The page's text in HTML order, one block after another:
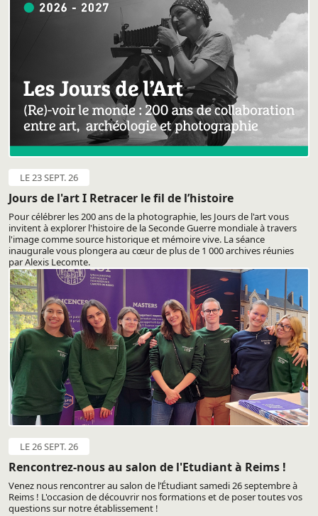
LE 23 SEPT. 26
Jours de l'art I Retracer le fil de l’histoire
Pour célébrer les 200 ans de la photographie, les Jours de l'art vous
invitent à explorer l'histoire de la Seconde Guerre mondiale à travers
l'image comme source historique et mémoire vive. La séance
inaugurale vous plongera au cœur de plus de 1 000 archives réunies
par Alexis Lecomte.
LE 26 SEPT. 26
Rencontrez-nous au salon de l'Etudiant à Reims !
Venez nous rencontrer au salon de l’Étudiant samedi 26 septembre à
Reims ! L'occasion de découvrir nos formations et de poser toutes vos
questions sur notre établissement !